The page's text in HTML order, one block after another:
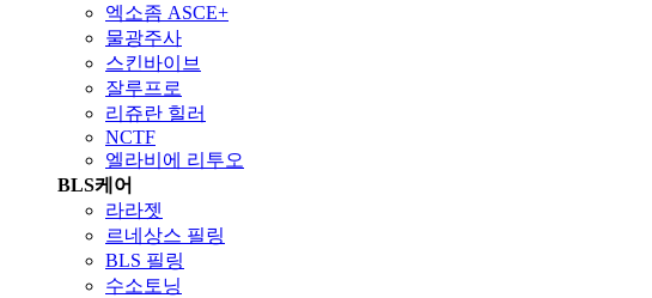
엑소좀 ASCE+
물광주사
스킨바이브
잘루프로
리쥬란 힐러
NCTF
엘라비에 리투오
BLS케어
라라젯
르네상스 필링
BLS 필링
수소토닝